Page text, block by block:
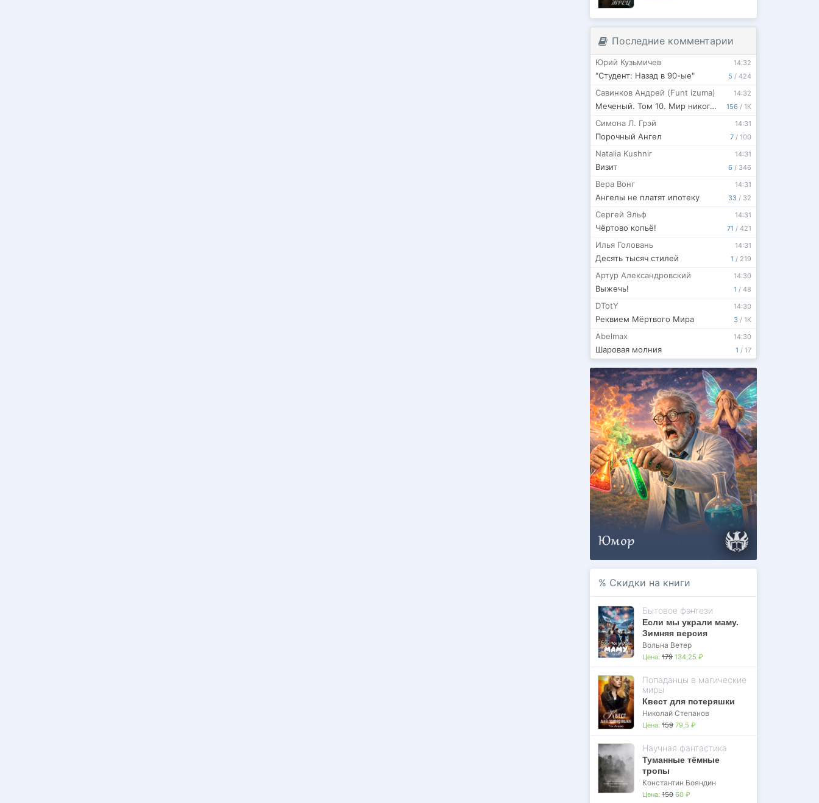
Последние комментарии
5 / 424
14:32
Юрий Кузьмичев
"Студент: Назад в 90-ые"
156 / 1K
14:32
Савинков Андрей (Funt izuma)
Меченый. Том 10. Мир никогда не будет прежним
7 / 100
14:31
Симона Л. Грэй
Порочный Ангел
6 / 346
14:31
Natalia Kushnir
Визит
33 / 32
14:31
Вера Вонг
Ангелы не платят ипотеку
71 / 421
14:31
Сергей Эльф
Чёртово копьё!
1 / 219
14:31
Илья Головань
Десять тысяч стилей
1 / 48
14:30
Артур Александровский
Выжечь!
3 / 1K
14:30
DTotY
Реквием Мёртвого Мира
1 / 17
14:30
Abelmax
Шаровая молния
% Скидки на книги
Бытовое фэнтези
Если мы украли маму.
Зимняя версия
Вольна Ветер
Цена: 179 134,25 ₽
Попаданцы в магические
миры
Квест для потеряшки
Николай Степанов
Цена: 159 79,5 ₽
Научная фантастика
Туманные тёмные
тропы
Константин Бояндин
Цена: 150 60 ₽